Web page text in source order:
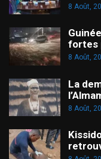
8 Août,
fortes
8 Août,
La
8 Août,